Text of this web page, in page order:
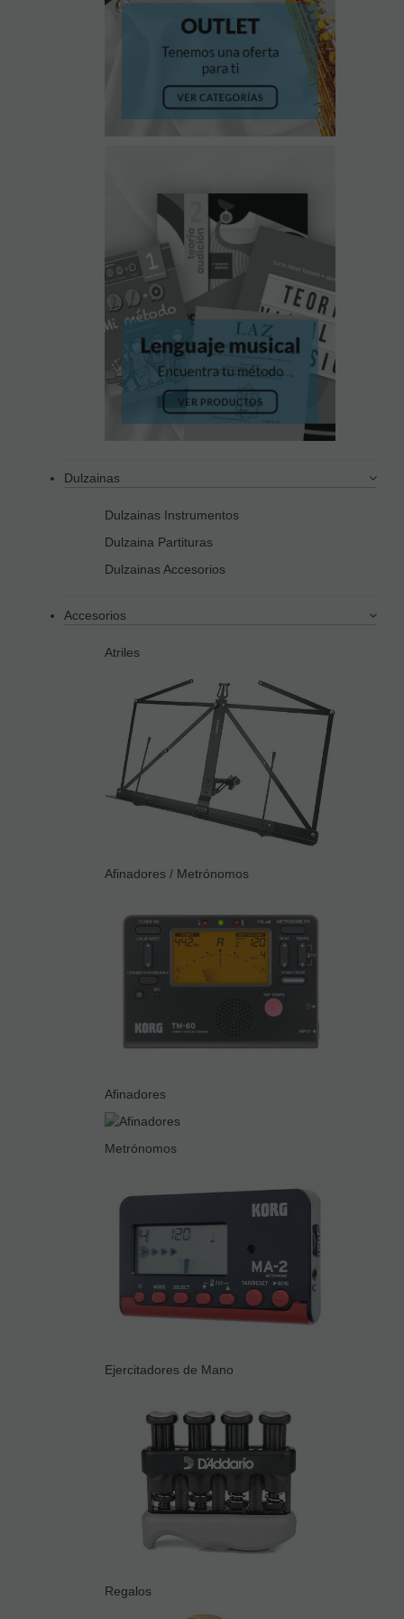
Dulzainas
Dulzainas Instrumentos
Dulzaina Partituras
Dulzainas Accesorios
Accesorios
Atriles
Afinadores / Metrónomos
Afinadores
Metrónomos
Ejercitadores de Mano
Regalos